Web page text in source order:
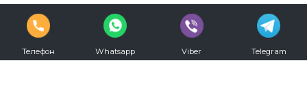
vkontakte
Телефон Whatsapp Viber Telegram